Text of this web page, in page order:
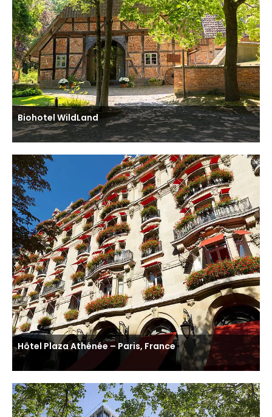
Biohotel WildLand
Hôtel Plaza Athénée – Paris, France